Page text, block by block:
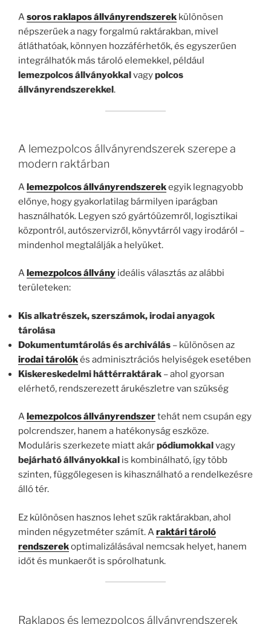
Asoros raklapos állványrendszerek különösen
népszerűek a nagy forgalmú raktárakban, mivel
átláthatóak, könnyen hozzáférhetők, és egyszerűen
integrálhatók más tároló elemekkel, például
lemezpolcos állványokkal vagypolcos
állványrendszerekkel .
A lemezpolcos állványrendszerek szerepe a
modern raktárban
Alemezpolcos állványrendszerekegyik legnagyobb
előnye, hogy gyakorlatilag bármilyen iparágban
használhatók. Legyen szó gyártóüzemről, logisztikai
központról, autószervizről, könyvtárról vagy irodáról –
mindenhol megtalálják a helyüket.
A lemezpolcos állvány ideális választás az alábbi
területeken:
Kis alkatrészek, szerszámok, irodai anyagok
tárolása
Dokumentumtárolás és archiválás – különösen az
irodai tárolókés adminisztrációs helyiségek esetében
Kiskereskedelmi háttérraktárak – ahol gyorsan
elérhető, rendszerezett árukészletre van szükség
A lemezpolcos állványrendszertehát nem csupán egy
polcrendszer, hanem a hatékonyság eszköze.
Moduláris szerkezete miatt akárpódiumokkal vagy
bejárható állványokkal is kombinálható, így több
szinten, függőlegesen is kihasználható a rendelkezésre
álló tér.
Ez különösen hasznos lehet szűk raktárakban, ahol
minden négyzetméter számít. Araktári tároló
rendszerekoptimalizálásával nemcsak helyet, hanem
időt és munkaerőt is spórolhatunk.
Raklapos és lemezpolcos állványrendszerek